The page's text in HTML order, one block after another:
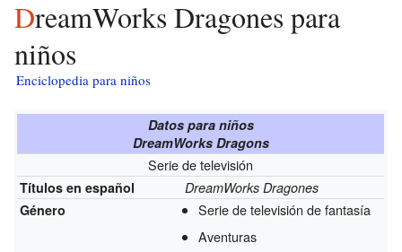
DreamWorks Dragones para
niños
Enciclopedia para niños
Datos para niños
DreamWorks Dragons
Serie de televisión
Títulos en español
DreamWorks Dragones
Género
Serie de televisión de fantasía
Aventuras